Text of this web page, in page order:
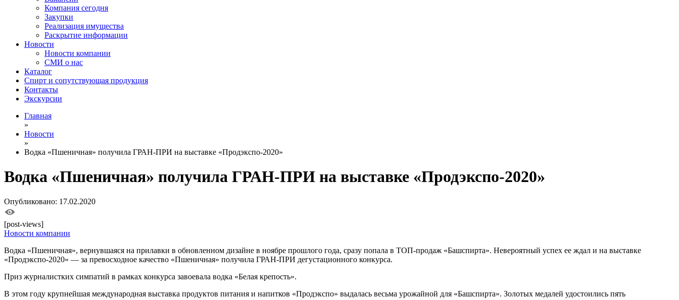
Компания сегодня
Закупки
Реализация имущества
Раскрытие информации
Новости
Новости компании
СМИ о нас
Каталог
Спирт и сопутствующая продукция
Контакты
Экскурсии
Главная
»
Новости
»
Водка «Пшеничная» получила ГРАН-ПРИ на выставке «Продэкспо-2020»
Водка «Пшеничная» получила ГРАН-ПРИ на выставке «Продэкспо-2020»
Опубликовано: 17.02.2020
[post-views]
Новости компании
Водка «Пшеничная», вернувшаяся на прилавки в обновленном дизайне в ноябре прошлого года, сразу попала в ТОП-продаж «Башспирта». Невероятный успех ее ждал и на выставке
«Продэкспо-2020» — за превосходное качество «Пшеничная» получила ГРАН-ПРИ дегустационного конкурса.
Приз журналистких симпатий в рамках конкурса завоевала водка «Белая крепость».
В этом году крупнейшая международная выставка продуктов питания и напитков «Продэкспо» выдалась весьма урожайной для «Башспирта». Золотых медалей удостоились пять